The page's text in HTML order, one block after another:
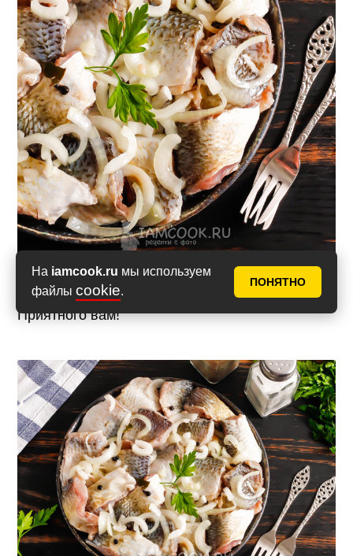
На iamcook.ru мы используем
файлы cookie.
ПОНЯТНО
Приятного вам!